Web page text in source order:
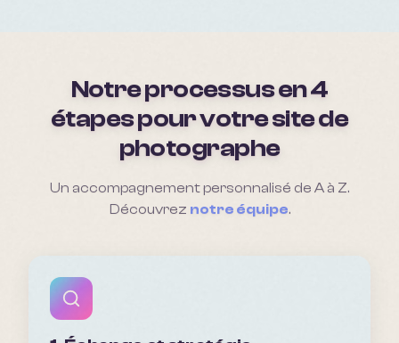
Notre processus en 4
étapes pour votre site de
photographe
Un accompagnement personnalisé de A à Z.
Découvrez notre équipe.